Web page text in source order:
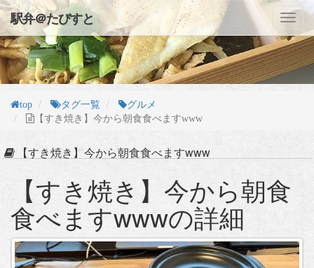
駅弁＠たびすと
top タグ一覧
グルメ
【すき焼き】今から朝食食べますwww
【すき焼き】今から朝食食べますwww
【すき焼き】今から朝食
食べますwwwの詳細